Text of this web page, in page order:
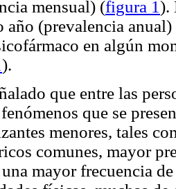
mensual) (figura 1).
año (prevalencia anual)
en algún
).
que entre las
que se
menores, tales
comunes, mayor
mayor frecuencia